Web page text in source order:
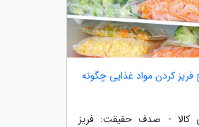
کردن مواد غذایی چگونه
کالا - صدف حقیقت: فریز